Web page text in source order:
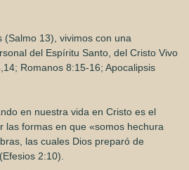
(Salmo 13), vivimos con una
del Espíritu Santo, del Cristo Vivo
Romanos 8:15-16; Apocalipsis
en nuestra vida en Cristo es el
las formas en que «somos hechura
las cuales Dios preparó de
2:10).